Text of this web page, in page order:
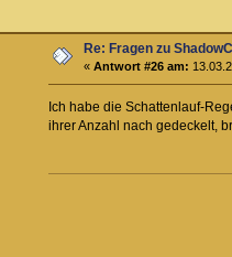
Re: Fragen zu
«Antwort #26 am:
Ich habe die Schattenlauf-
ihrer Anzahl nach gedeckelt,